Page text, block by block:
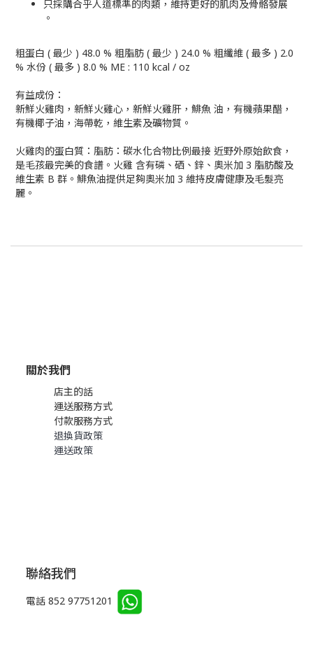
只採購合乎人道標準的肉類，維持更好的肌肉及骨骼發展
。
粗蛋白 ( 最少 ) 48.0 % 粗脂肪 ( 最少 ) 24.0 % 粗纖維 ( 最多 ) 2.0
% 水份 ( 最多 ) 8.0 % ME : 110 kcal / oz
有益成份：
新鮮火雞肉，新鮮火雞心，新鮮火雞肝，鯡魚 油，有機蘋果醋，
有機椰子油，海帶乾，維生素及礦物質。
火雞肉的蛋白質：脂肪：碳水化合物比例最接 近野外原始飲食，
是毛孩最完美的食譜。火雞 含有磷、硒、鋅、奧米加 3 脂肪酸及
維生素 B 群。鯡魚油提供足夠奧米加 3 維持皮膚健康及毛髮亮
麗。
關於我們
店主的話
運送服務方式
付款服務方式
退換貨政策
運送政策
聯絡我們
電話 852 97751201